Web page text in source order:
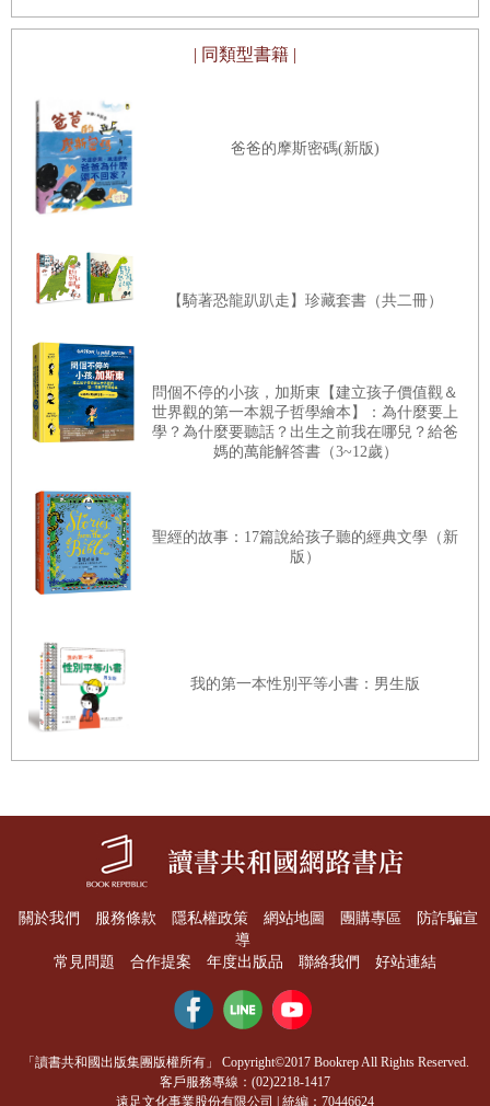
| 同類型書籍 |
爸爸的摩斯密碼(新版)
【騎著恐龍趴趴走】珍藏套書（共二冊）
問個不停的小孩，加斯東【建立孩子價值觀＆
世界觀的第一本親子哲學繪本】：為什麼要上
學？為什麼要聽話？出生之前我在哪兒？給爸
媽的萬能解答書（3~12歲）
聖經的故事：17篇說給孩子聽的經典文學（新
版）
我的第一本性別平等小書：男生版
關於我們 服務條款 隱私權政策 網站地圖 團購專區
防詐騙宣
導
常見問題
合作提案 年度出版品 聯絡我們 好站連結
「讀書共和國出版集團版權所有」 Copyright©2017 Bookrep All Rights Reserved.
客戶服務專線：(02)2218-1417
遠足文化事業股份有限公司 | 統編：70446624